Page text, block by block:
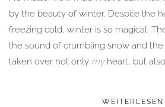
by the beauty of winter. Despite the
freezing cold, winter is so magical.
the sound of crumbling snow and
taken over not only myheart, but also
WEITERLESEN